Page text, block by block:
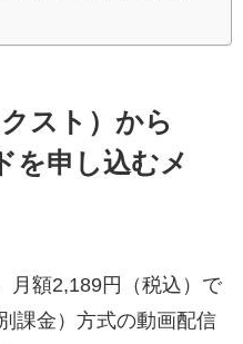
スト）から
を申し込むメ
月額2,189円（税込）で
課金）方式の動画配信